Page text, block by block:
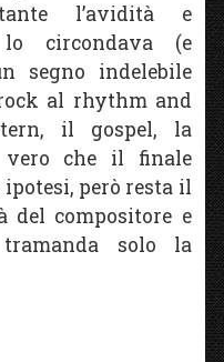
l’avidità e
circondava (e
segno indelebile
al rhythm and
il gospel, la
che il finale
ipotesi, però resta il
del compositore e
solo la